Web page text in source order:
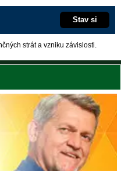
Stav si
strát a vzniku závislosti.